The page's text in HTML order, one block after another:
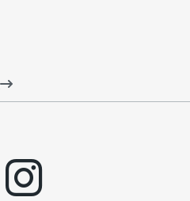
instagram